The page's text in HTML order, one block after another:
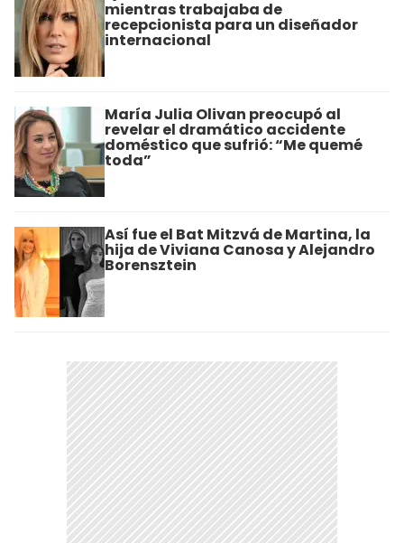
mientras trabajaba de
recepcionista para un diseñador
internacional
María Julia Olivan preocupó al
revelar el dramático accidente
doméstico que sufrió: “Me quemé
toda”
Así fue el Bat Mitzvá de Martina, la
hija de Viviana Canosa y Alejandro
Borensztein